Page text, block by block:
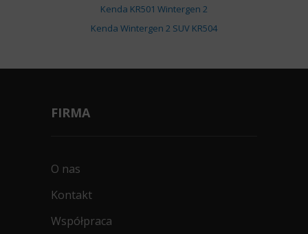
Kenda KR501 Wintergen 2
Kenda Wintergen 2 SUV KR504
FIRMA
O nas
Kontakt
Współpraca